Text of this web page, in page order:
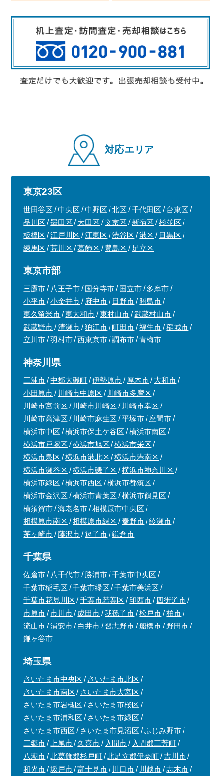
対応エリア
東京23区
世田谷区 中央区 中野区 北区 千代田区
台東区
品川区
墨田区 大田区 文京区 新宿区
杉並区
板橋区
江戸川区 江東区 渋谷区 港区
目黒区
練馬区
荒川区 葛飾区 豊島区 足立区
東京市部
三鷹市 八王子市 国分寺市 国立市
多摩市
小平市
小金井市 府中市 日野市
昭島市
東久留米市
東大和市 東村山市
武蔵村山市
武蔵野市
清瀬市 狛江市 町田市 福生市
稲城市
立川市
羽村市 西東京市 調布市 青梅市
神奈川県
三浦市 中郡大磯町 伊勢原市 厚木市
大和市
小田原市
川崎市中原区
川崎市多摩区
川崎市宮前区
川崎市川崎区
川崎市幸区
川崎市高津区
川崎市麻生区 平塚市
座間市
横浜市中区
横浜市保土ケ谷区
横浜市南区
横浜市戸塚区
横浜市旭区
横浜市栄区
横浜市泉区
横浜市港北区
横浜市港南区
横浜市瀬谷区
横浜市磯子区
横浜市神奈川区
横浜市緑区
横浜市西区
横浜市都筑区
横浜市金沢区
横浜市青葉区
横浜市鶴見区
横須賀市
海老名市
相模原市中央区
相模原市南区
相模原市緑区 秦野市
綾瀬市
茅ヶ崎市
藤沢市 逗子市 鎌倉市
千葉県
佐倉市 八千代市 勝浦市
千葉市中央区
千葉市稲毛区
千葉市緑区
千葉市美浜区
千葉市花見川区
千葉市若葉区 印西市
四街道市
市原市
市川市 成田市 我孫子市 松戸市
柏市
流山市
浦安市 白井市 習志野市 船橋市
野田市
鎌ヶ谷市
埼玉県
さいたま市中央区
さいたま市北区
さいたま市南区
さいたま市大宮区
さいたま市岩槻区
さいたま市桜区
さいたま市浦和区
さいたま市緑区
さいたま市西区
さいたま市見沼区
ふじみ野市
三郷市
上尾市 久喜市 入間市
入間郡三芳町
八潮市
北葛飾郡杉戸町 北足立郡伊奈町
吉川市
和光市
坂戸市 富士見市 川口市 川越市 志木市